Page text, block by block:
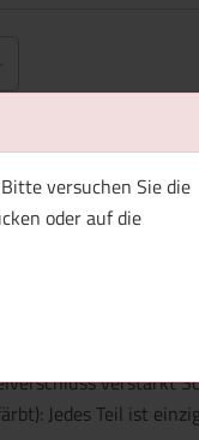
versuchen Sie die
oder auf die
Daten
Ärmelbündchen
Eingesetzte
verstärkt
Jedes Teil ist